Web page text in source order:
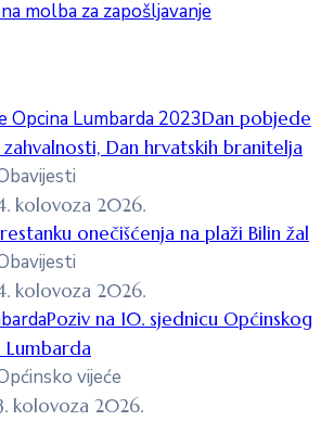
Dan pobjede
Dan hrvatskih branitelja
kolovoza 2026.
onečišćenja na plaži Bilin žal
kolovoza 2026.
Poziv na 10. sjednicu Općinskog
Lumbarda
vijeće
kolovoza 2026.